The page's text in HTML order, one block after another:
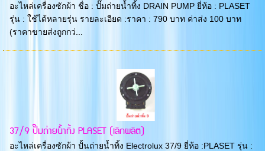
อะไหล่เครื่องซักผ้า ชื่อ : ปั๊มถ่ายน้ำทิ้ง DRAIN PUMP ยี่ห้อ : PLASET
รุ่น : ใช้ได้หลายรุ่น รายละเอียด :ราคา : 790 บาท ค่าส่ง 100 บาท
(ราคาขายส่งถูกกว่...
37/9 ปั๊มถ่ายน้ำทิ้ง PLASET (เลิกผลิต)
อะไหล่เครื่องซักผ้า ปั้นถ่ายน้ำทิ้ง Electrolux 37/9 ยี่ห้อ :PLASET รุ่น :